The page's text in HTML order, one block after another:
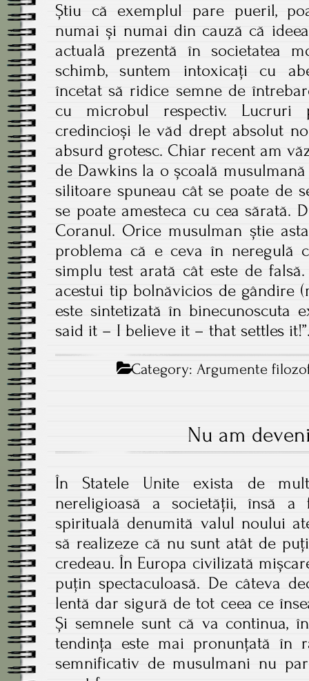
Știu că exemplul pare pueril,
numai și numai din cauză că
actuală prezentă în societatea
schimb, suntem intoxicați cu
încetat să ridice semne de
cu microbul respectiv.
credincioși le văd drept absolut
absurd grotesc. Chiar recent am
de Dawkins la o școală
silitoare spuneau cât se poate de
se poate amesteca cu cea sărată.
Coranul. Orice musulman știe
problema că e ceva în neregulă
simplu test arată cât este de
acestui tip bolnăvicios de gândire
este sintetizată în binecunoscuta
said it – I believe it – that settles
Category:Argumente
Nu am
În Statele Unite exista de
nereligioasă a societății, însă
spirituală denumită valul noului
să realizeze că nu sunt atât de
credeau. În Europa civilizată
puțin spectaculoasă. De câteva
lentă dar sigură de tot ceea ce
Și semnele sunt că va continua,
tendința este mai pronunțată în
semnificativ de musulmani nu